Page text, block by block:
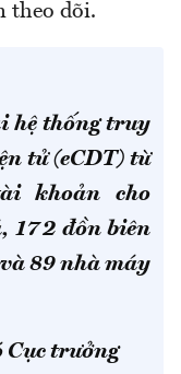
theo dõi.
hệ thống truy
tử (eCDT) từ
khoản cho
172 đồn biên
89 nhà máy
Cục trưởng